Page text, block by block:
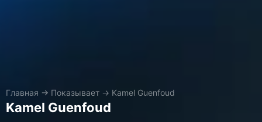
Главная → Показывает → Kamel Guenfoud
Kamel Guenfoud